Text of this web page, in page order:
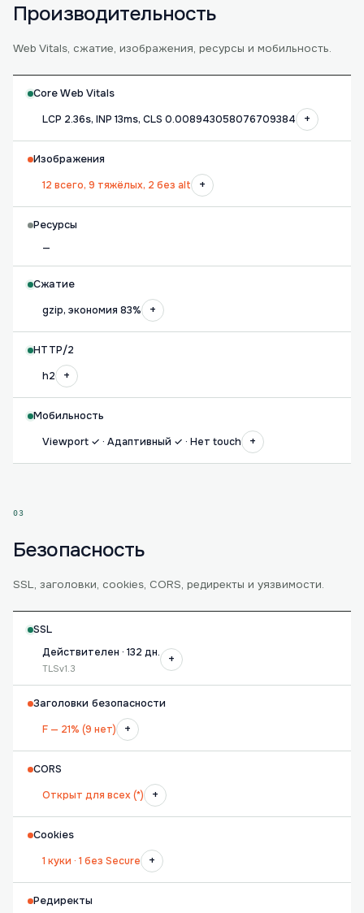
Производительность
Web Vitals, сжатие, изображения, ресурсы и мобильность.
Core Web Vitals
LCP 2.36s, INP 13ms, CLS 0.008943058076709384
+
Изображения
12 всего, 9 тяжёлых, 2 без alt
+
Ресурсы
—
Сжатие
gzip, экономия 83%
+
HTTP/2
h2
+
Мобильность
Viewport ✓ · Адаптивный ✓ · Нет touch
+
03
Безопасность
SSL, заголовки, cookies, CORS, редиректы и уязвимости.
SSL
Действителен · 132 дн.
TLSv1.3
+
Заголовки безопасности
F — 21% (9 нет)
+
CORS
Открыт для всех (*)
+
Cookies
1 куки · 1 без Secure
+
Редиректы